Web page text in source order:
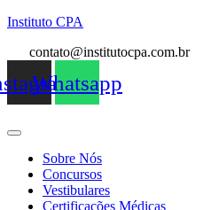
Instituto CPA
contato@institutocpa.com.br
Whatsapp
Sobre Nós
Concursos
Vestibulares
Certificações Médicas